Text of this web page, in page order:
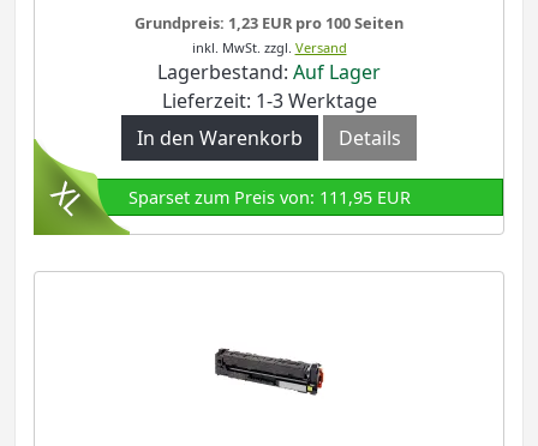
Grundpreis: 1,23 EUR pro 100 Seiten
inkl. MwSt. zzgl. Versand
Lagerbestand: Auf Lager
Lieferzeit: 1-3 Werktage
In den Warenkorb
Details
Sparset zum Preis von: 111,95 EUR